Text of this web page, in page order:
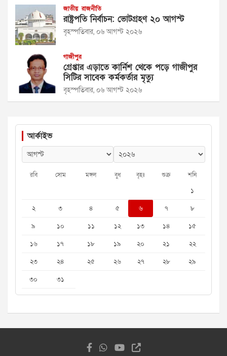
জাতীয় রাজনীতি
রাষ্ট্রপতি নির্বাচন: ভোটগ্রহণ ২০ আগস্ট
বৃহস্পতিবার, ০৬ আগস্ট ২০২৬
গাজীপুর
গ্রেপ্তার এড়াতে কার্নিশ থেকে পড়ে গাজীপুর
সিটির সাবেক কর্মকর্তার মৃত্যু
বৃহস্পতিবার, ০৬ আগস্ট ২০২৬
আর্কাইভ
রবি সোম মঙ্গল বুধ বৃহঃ শুক্র শনি
১
২
৩ ৪ ৫ ৬ ৭
৮
৯
১০ ১১ ১২ ১৩ ১৪
১৫
১৬
১৭ ১৮ ১৯ ২০ ২১
২২
২৩
২৪ ২৫ ২৬ ২৭ ২৮
২৯
৩০
৩১